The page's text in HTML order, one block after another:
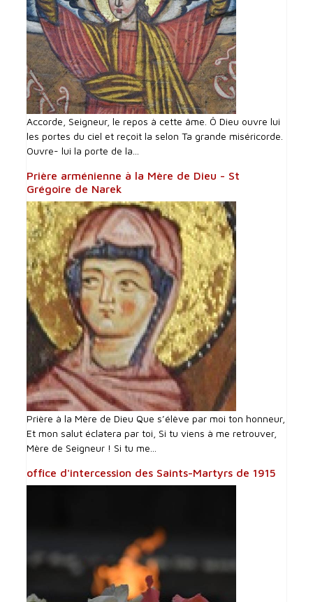
Accorde, Seigneur, le repos à cette âme. Ô Dieu ouvre lui
les portes du ciel et reçoit la selon Ta grande miséricorde.
Ouvre- lui la porte de la...
Prière arménienne à la Mère de Dieu - St
Grégoire de Narek
Prière à la Mère de Dieu Que s’élève par moi ton honneur,
Et mon salut éclatera par toi, Si tu viens à me retrouver,
Mère de Seigneur ! Si tu me...
office d'intercession des Saints-Martyrs de 1915